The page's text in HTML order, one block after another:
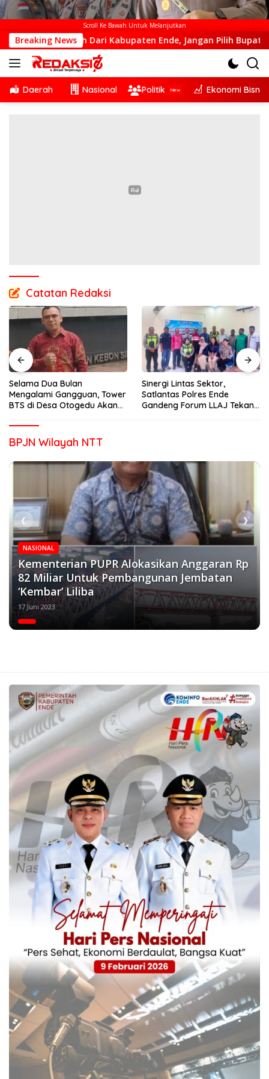
Scroll Ke Bawah Untuk Melanjutkan
Breaking News
Dari Kabupaten Ende, Jangan Pilih Bupati Suka ‘Wora-
Daerah Nasional Politik Ekonomi Bisnis
Catatan Redaksi
Selama Dua Bulan
Mengalami Gangguan, Tower
BTS di Desa Otogedu Akan
Sinergi Lintas Sektor,
Satlantas Polres Ende
Gandeng Forum LLAJ Tekan
BPJN Wilayah NTT
NASIONAL
Kementerian PUPR Alokasikan Anggaran Rp
82 Miliar Untuk Pembangunan Jembatan
‘Kembar’ Liliba
17 Juni 2023
❮ ❯